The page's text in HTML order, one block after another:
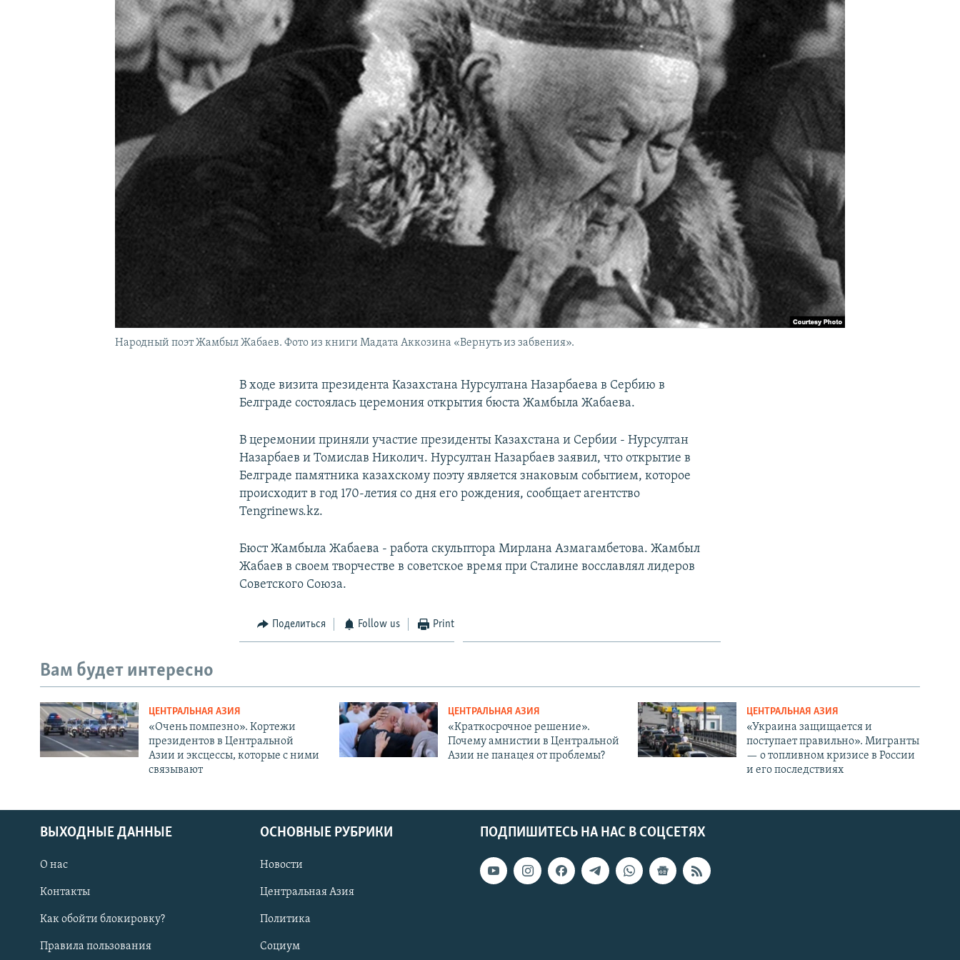
Народный поэт Жамбыл Жабаев. Фото из книги Мадата Аккозина «Вернуть из забвения».
В ходе визита президента Казахстана Нурсултана Назарбаева в Сербию в
Белграде состоялась церемония открытия бюста Жамбыла Жабаева.
В церемонии приняли участие президенты Казахстана и Сербии - Нурсултан
Назарбаев и Томислав Николич. Нурсултан Назарбаев заявил, что открытие в
Белграде памятника казахскому поэту является знаковым событием, которое
происходит в год 170-летия со дня его рождения, сообщает агентство
Tengrinews.kz.
Бюст Жамбыла Жабаева - работа скульптора Мирлана Азмагамбетова. Жамбыл
Жабаев в своем творчестве в советское время при Сталине восславлял лидеров
Советского Союза.
Поделиться Follow us Print
Вам будет интересно
ЦЕНТРАЛЬНАЯ АЗИЯ
«Очень помпезно». Кортежи
президентов в Центральной
Азии и эксцессы, которые с ними
связывают
ЦЕНТРАЛЬНАЯ АЗИЯ
«Краткосрочное решение».
Почему амнистии в Центральной
Азии не панацея от проблемы?
ЦЕНТРАЛЬНАЯ АЗИЯ
«Украина защищается и
поступает правильно». Мигранты
— о топливном кризисе в России
и его последствиях
ПОДПИШИТЕСЬ НА НАС В СОЦСЕТЯХ
ВЫХОДНЫЕ ДАННЫЕ
О нас
Контакты
Как обойти блокировку?
Правила пользования
ОСНОВНЫЕ РУБРИКИ
Новости
Центральная Азия
Политика
Социум